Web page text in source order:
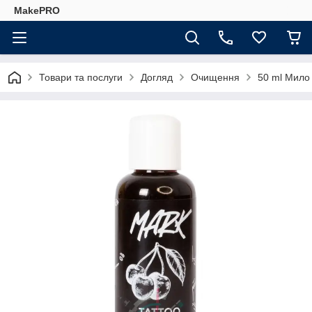
MakePRO
Товари та послуги Догляд Очищення 50 ml Мило